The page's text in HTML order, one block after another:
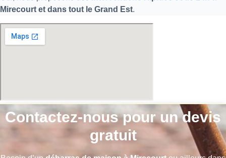
Mirecourt et dans tout le Grand Est.
Contactez-nous pour un devis
gratuit